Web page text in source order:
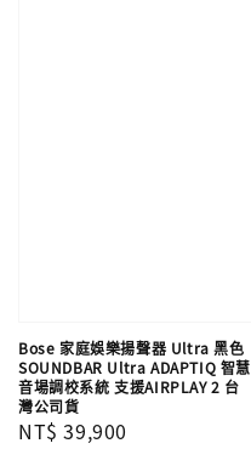
Bose 家庭娛樂揚聲器 Ultra 黑色
SOUNDBAR Ultra ADAPTIQ 智慧
音場調校系統 支援AIRPLAY 2 台
灣公司貨
Regular
NT$ 39,900